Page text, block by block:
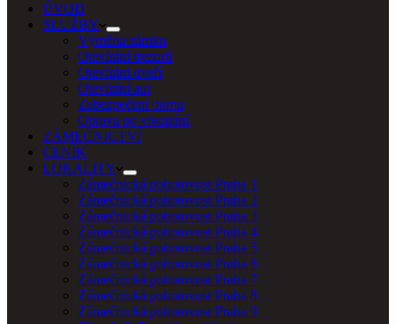
ÚVOD
SLUŽBY
Výměna zámku
Otevírání trezorů
Otevírání dveří
Otevírání aut
Zabezpečení domu
Oprava po vloupání
ZÁMEČNICTVÍ
CENÍK
LOKALITY
Zámečnická pohotovost Praha 1
Zámečnická pohotovost Praha 2
Zámečnická pohotovost Praha 3
Zámečnická pohotovost Praha 4
Zámečnická pohotovost Praha 5
Zámečnická pohotovost Praha 6
Zámečnická pohotovost Praha 7
Zámečnická pohotovost Praha 8
Zámečnická pohotovost Praha 9